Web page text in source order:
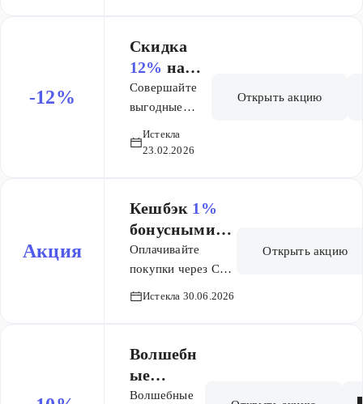
керамической
плитки!
Суммируются
Максидом.
-12%
Скидка
12% на
всё!
Совершайте
выгодные
скидкой -12%
действует в
гипермаркетах
и в интернет-
Воронежа,
Дону,
Челябинска.
Скидка по
Истекла
23.02.2026
Открыть акцию
Акция
Кешбэк 1%
бонусными
баллами за
оплату
покупок
Оплачивайте
покупки через СБП
Максидом и
Истекла 30.06.2026
Открыть акцию
Волшебн
ые
четверги
Волшебные